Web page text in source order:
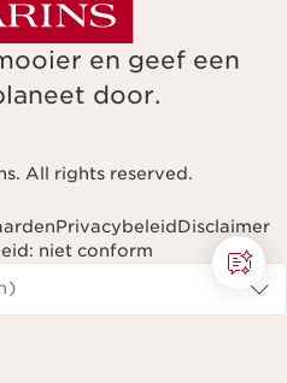
en geef een
door.
All rights reserved.
PrivacybeleidDisclaimer
niet conform